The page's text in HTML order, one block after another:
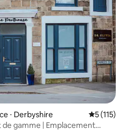
⋅ Derbyshire Évaluation
5 (115)
de gamme | Emplacement